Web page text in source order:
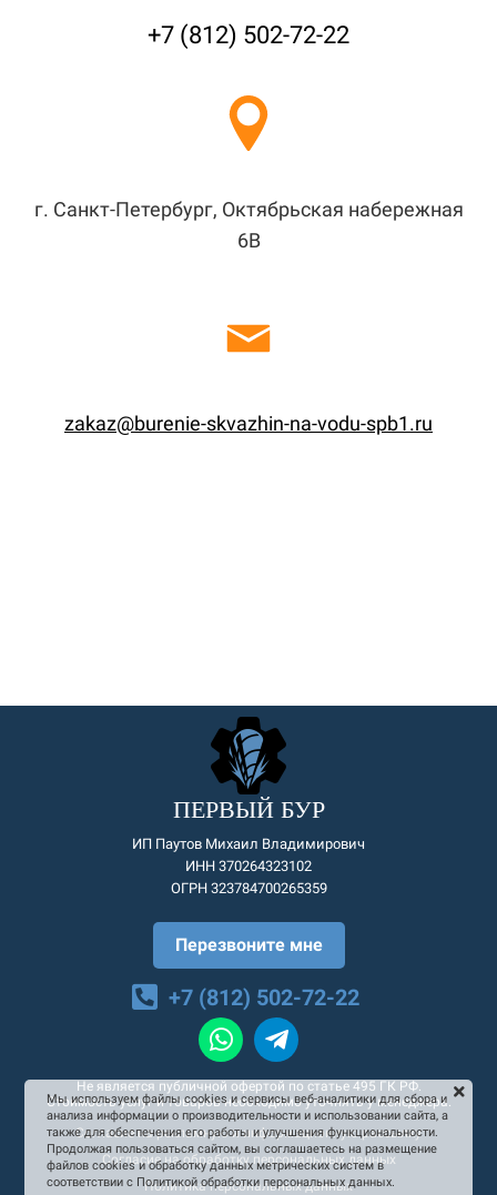
+7 (812) 502-72-22
г. Санкт-Петербург, Октябрьская набережная
6В
zakaz@burenie-skvazhin-na-vodu-spb1.ru
ПЕРВЫЙ БУР
ИП Паутов Михаил Владимирович
ИНН 370264323102
ОГРН 323784700265359
Перезвоните мне
+7 (812) 502-72-22
Не является публичной офертой по статье 495 ГК РФ.
Стоимость услуг и товаров необходимо уточнять у менеджера.
Согласие на рекламную и информационную рассылку
Согласие на обработку персональных данных
Политика персональных данных
Мы используем файлы cookies и сервисы веб-аналитики для сбора и
анализа информации о производительности и использовании сайта, а
также для обеспечения его работы и улучшения функциональности.
Продолжая пользоваться сайтом, вы соглашаетесь на размещение
файлов cookies и обработку данных метрических систем в
соответствии с Политикой обработки персональных данных.